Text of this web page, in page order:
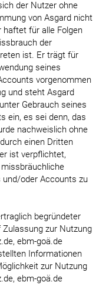
der Nutzer ohne
von Asgard nicht
für alle Folgen
der
ist. Er trägt für
seines
vorgenommen
und steht Asgard
Gebrauch seines
ein, es sei denn, das
nachweislich ohne
einen Dritten
ist verpflichtet,
und/oder Accounts zu
begründeter
zur Nutzung
ebm-goä.de
Informationen
zur Nutzung
ebm-goä.de